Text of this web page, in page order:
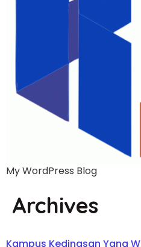
My WordPress Blog
Archives
Kampus Kedinasan Yang